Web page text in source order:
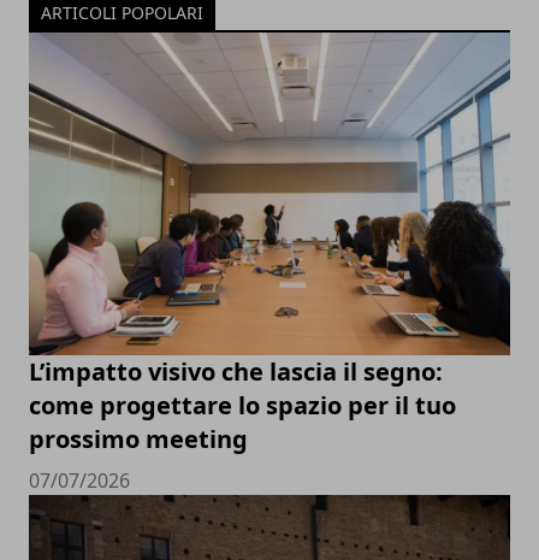
ARTICOLI POPOLARI
L’impatto visivo che lascia il segno:
come progettare lo spazio per il tuo
prossimo meeting
07/07/2026